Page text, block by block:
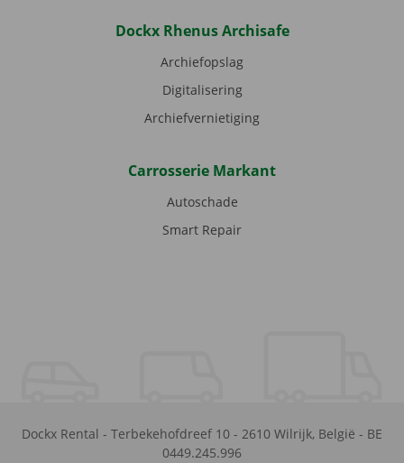
Dockx Rhenus Archisafe
Archiefopslag
Digitalisering
Archiefvernietiging
Carrosserie Markant
Autoschade
Smart Repair
Dockx Rental - Terbekehofdreef 10 - 2610 Wilrijk, België - BE
0449.245.996